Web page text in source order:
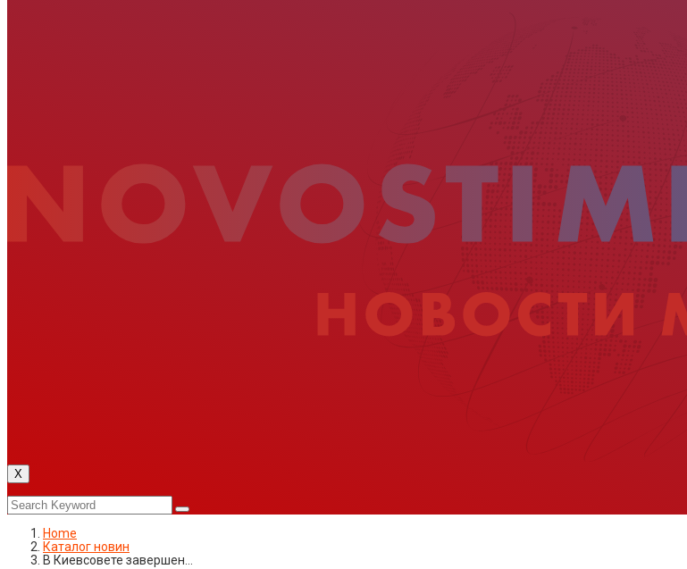
X
Home
Каталог новин
В Киевсовете завершен…